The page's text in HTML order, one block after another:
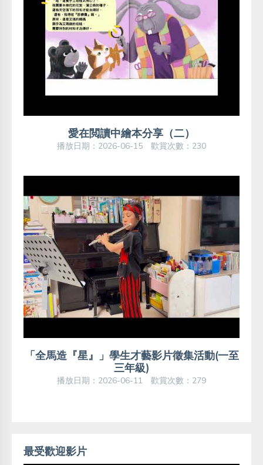
愛在閲讀中繪本分享（二）
播放日期：2026-06-15 歡賞次數：230
「全馬造『星』」學生才藝影片徵集活動(一至
三年級)
播放日期：2026-06-11 歡賞次數：279
最受歡迎影片